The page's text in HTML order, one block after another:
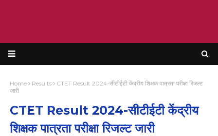
Home Results
CTET Result 2024-सीटीईटी केंद्रीय शिक्षक पात्रता परीक्षा रिजल्ट
जारी
CTET Result 2024-सीटीईटी केंद्रीय
शिक्षक पात्रता परीक्षा रिजल्ट जारी